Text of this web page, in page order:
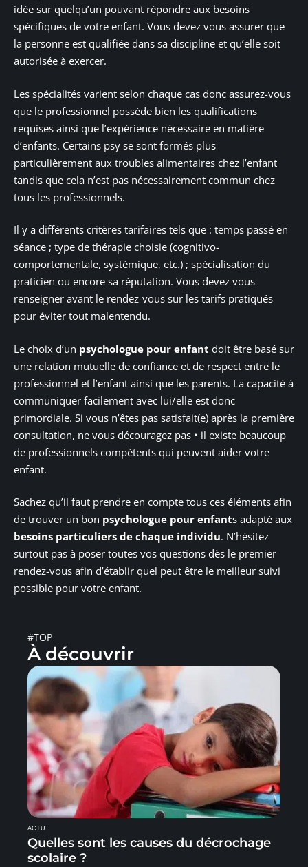
idée sur quelqu’un pouvant répondre aux besoins
spécifiques de votre enfant. Vous devez vous assurer que
la personne est qualifiée dans sa discipline et qu’elle soit
autorisée à exercer.
Les spécialités varient selon chaque cas donc assurez-vous
que le professionnel possède bien les qualifications
requises ainsi que l’expérience nécessaire en matière
d’enfants. Certains psy se sont formés plus
particulièrement aux troubles alimentaires chez l’enfant
tandis que cela n’est pas nécessairement commun chez
tous les professionnels.
Il y a différents critères tarifaires tels que : temps passé en
séance ; type de thérapie choisie (cognitivo-
comportementale, systémique, etc.) ; spécialisation du
praticien ou encore sa réputation. Vous devez vous
renseigner avant le rendez-vous sur les tarifs pratiqués
pour éviter tout malentendu.
Le choix d’un psychologue pour enfant doit être basé sur
une relation mutuelle de confiance et de respect entre le
professionnel et l’enfant ainsi que les parents. La capacité à
communiquer facilement avec lui/elle est donc
primordiale. Si vous n’êtes pas satisfait(e) après la première
consultation, ne vous découragez pas • il existe beaucoup
de professionnels compétents qui peuvent aider votre
enfant.
Sachez qu’il faut prendre en compte tous ces éléments afin
de trouver un bon psychologue pour enfants adapté aux
besoins particuliers de chaque individu. N’hésitez
surtout pas à poser toutes vos questions dès le premier
rendez-vous afin d’établir quel peut être le meilleur suivi
possible pour votre enfant.
#TOP
À découvrir
ACTU
Quelles sont les causes du décrochage
scolaire ?